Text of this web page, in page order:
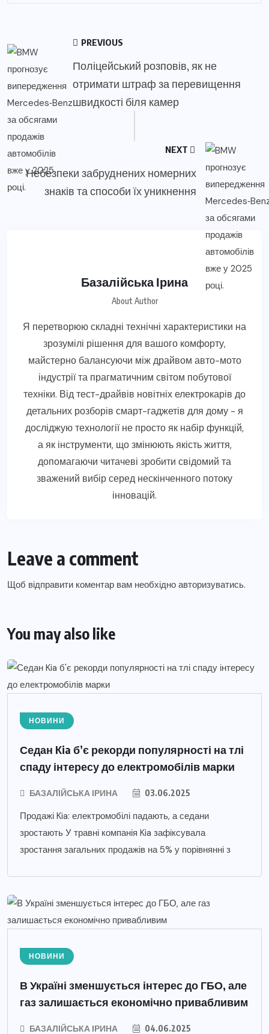
PREVIOUS
Поліцейський розповів, як не
отримати штраф за перевищення
швидкості біля камер
NEXT
Небезпеки забруднених номерних
знаків та способи їх уникнення
Базалійська Ірина
About Author
Я перетворюю складні технічні характеристики на
зрозумілі рішення для вашого комфорту,
майстерно балансуючи між драйвом авто-мото
індустрії та прагматичним світом побутової
техніки. Від тест-драйвів новітніх електрокарів до
детальних розборів смарт-гаджетів для дому - я
досліджую технології не просто як набір функцій,
а як інструменти, що змінюють якість життя,
допомагаючи читачеві зробити свідомий та
зважений вибір серед нескінченного потоку
інновацій.
Leave a comment
Щоб відправити коментар вам необхідно авторизуватись.
You may also like
НОВИНИ
Седан Kia б’є рекорди популярності на тлі
спаду інтересу до електромобілів марки
БАЗАЛІЙСЬКА ІРИНА 03.06.2025
Продажі Kia: електромобілі падають, а седани
зростають У травні компанія Kia зафіксувала
зростання загальних продажів на 5% у порівнянні з
НОВИНИ
В Україні зменшується інтерес до ГБО, але
газ залишається економічно привабливим
БАЗАЛІЙСЬКА ІРИНА 04.06.2025